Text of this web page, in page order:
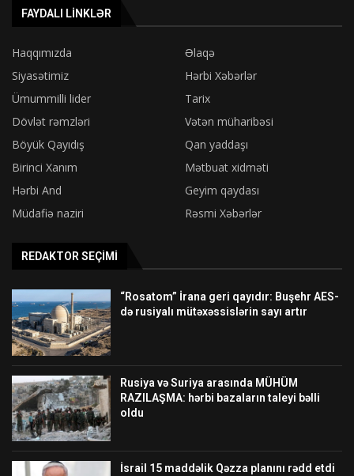
FAYDALI LINKLƏR
Haqqımızda
Əlaqə
Siyasətimiz
Hərbi Xəbərlər
Ümummilli lider
Tarix
Dövlət rəmzləri
Vətən müharibəsi
Böyük Qayıdış
Qan yaddaşı
Birinci Xanım
Mətbuat xidməti
Hərbi And
Geyim qaydası
Müdafiə naziri
Rəsmi Xəbərlər
REDAKTOR SEÇIMI
“Rosatom” İrana geri qayıdır: Buşehr AES-
də rusiyalı mütəxəssislərin sayı artır
Rusiya və Suriya arasında MÜHÜM
RAZILAŞMA: hərbi bazaların taleyi bəlli
oldu
İsrail 15 maddəlik Qəzza planını rədd etdi